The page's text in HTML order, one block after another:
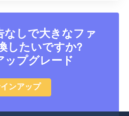
なしで大きなファ
したいですか?
ップグレード
ンアップ